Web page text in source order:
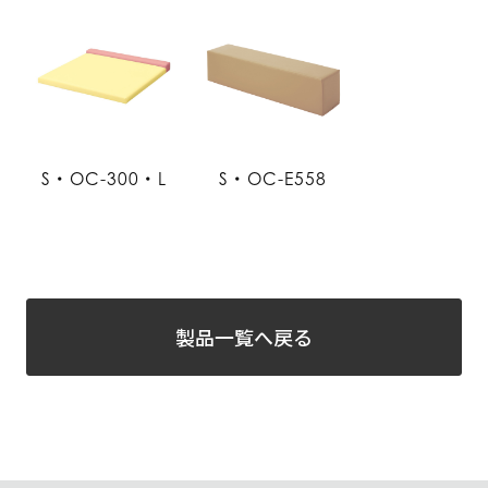
S・OC-300・L S・OC-E558
製品一覧へ戻る